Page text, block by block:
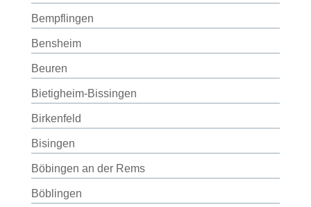
Bempflingen
Bensheim
Beuren
Bietigheim-Bissingen
Birkenfeld
Bisingen
Böbingen an der Rems
Böblingen